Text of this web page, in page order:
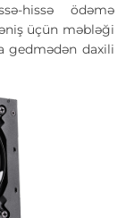
hissə ödəmə
üçün məbləği
gedmədən daxili